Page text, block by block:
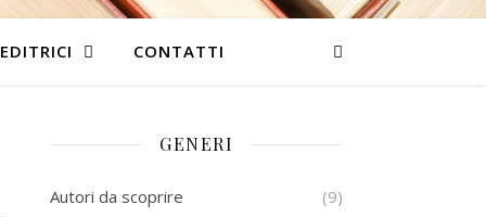
CONTATTI
GENERI
Autori da scoprire (9)